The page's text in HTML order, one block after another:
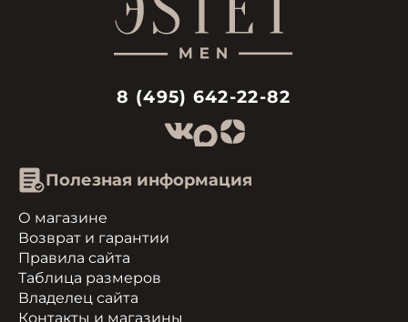
8 (495) 642-22-82
Полезная информация
О магазине
Возврат и гарантии
Правила сайта
Таблица размеров
Владелец сайта
Контакты и магазины